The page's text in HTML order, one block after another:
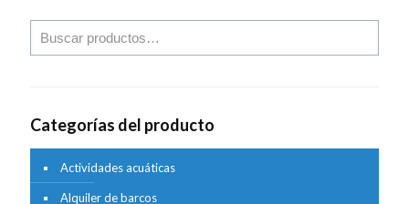
Categorías del producto
Actividades acuáticas
Alquiler de barcos